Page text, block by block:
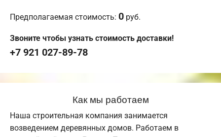
Предполагаемая стоимость: 0 руб.
Звоните чтобы узнать стоимость доставки!
+7 921 027-89-78
Как мы работаем
Наша строительная компания занимается
возведением деревянных домов. Работаем в